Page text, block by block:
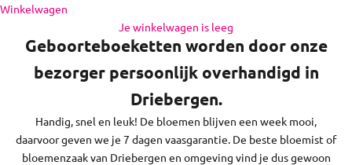
Naar inhoud
Winkelwagen
Je winkelwagen is leeg
en de regio daaromheen, op zon- en feestdagen bezorgen we
niet.
Geboorteboeketten worden door onze
bezorger persoonlijk overhandigd in
Driebergen.
Handig, snel en leuk! De bloemen blijven een week mooi,
daarvoor geven we je 7 dagen vaasgarantie. De beste bloemist of
bloemenzaak van Driebergen en omgeving vind je dus gewoon